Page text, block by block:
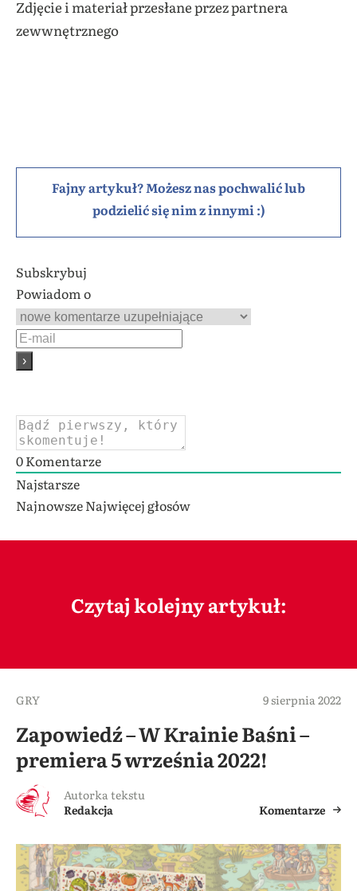
Zdjęcie i materiał przesłane przez partnera
zewwnętrznego
Fajny artykuł? Możesz nas pochwalić lub
podzielić się nim z innymi :)
Subskrybuj
Powiadom o
0Komentarze
Najstarsze
NajnowszeNajwięcej głosów
Czytaj kolejny artykuł:
GRY 9 sierpnia 2022
Zapowiedź – W Krainie Baśni –
premiera 5 września 2022!
Autorka tekstu
Redakcja
Komentarze